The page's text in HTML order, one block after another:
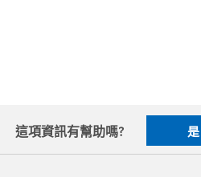
這項資訊有幫助嗎? 是